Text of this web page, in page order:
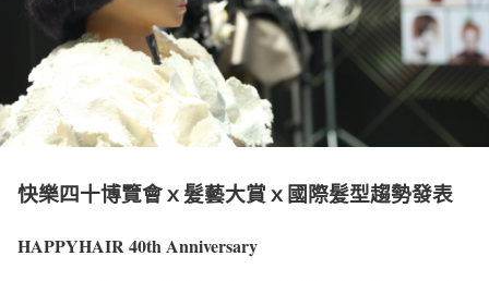
快樂四十博覽會ｘ髮藝大賞ｘ國際髮型趨勢發表
HAPPYHAIR 40th Anniversary